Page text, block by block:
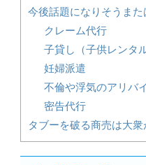
今後話題になりそうま
クレーム代行
子貸し（子供レンタル
妊婦派遣
不倫や浮気のアリバ
密告代行
タブーを破る商売は大